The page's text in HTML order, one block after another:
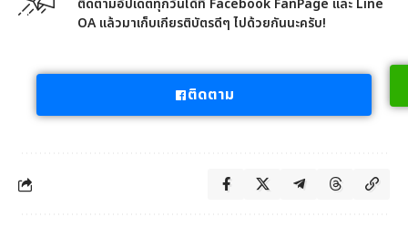
ติดตามอัปเดตทุกวันได้ที่ Facebook FanPage และ Line
OA แล้วมาเก็บเกียรติบัตรดีๆ ไปด้วยกันนะครับ!
ติดตาม